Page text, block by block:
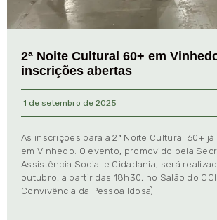
2ª Noite Cultural 60+ em
inscrições abertas
1 de setembro de 2025
As inscrições para a 2ª Noite Cultural 60+
em Vinhedo. O evento, promovido pela
Assistência Social e Cidadania, será
outubro, a partir das 18h30, no Salão do
Convivência da Pessoa Idosa).